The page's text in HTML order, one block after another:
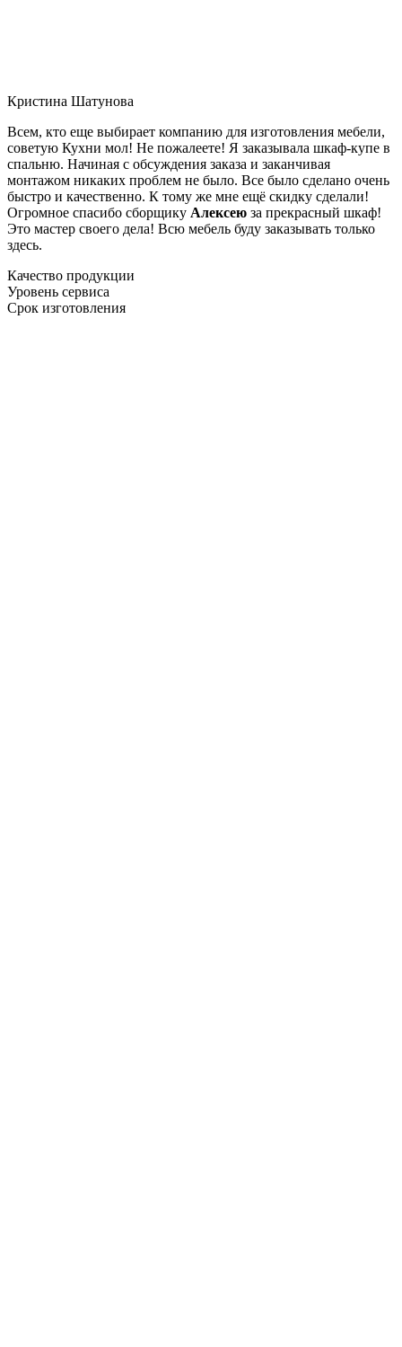
Кристина Шатунова
Всем, кто еще выбирает компанию для изготовления мебели,
советую Кухни мол! Не пожалеете! Я заказывала шкаф-купе в
спальню. Начиная с обсуждения заказа и заканчивая
монтажом никаких проблем не было. Все было сделано очень
быстро и качественно. К тому же мне ещё скидку сделали!
Огромное спасибо сборщику Алексею за прекрасный шкаф!
Это мастер своего дела! Всю мебель буду заказывать только
здесь.
Качество продукции
Уровень сервиса
Срок изготовления